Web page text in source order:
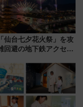
仙台七夕花火祭」を攻
回避の地下鉄アクセス
しむ仙台観光ルートま